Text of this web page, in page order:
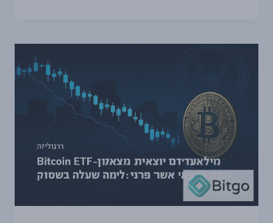
על
על
הסיכון
בשוק